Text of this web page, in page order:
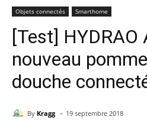
Objets connectés Smarthome
[Test] HYDRAO
nouveau
douche
By Kragg - 19 septembre 2018